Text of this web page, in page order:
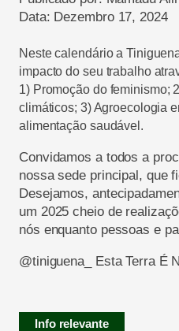
Data: Dezembro 17, 2024
Neste calendário a
impacto do seu trabalho
1) Promoção do feminismo;
climáticos; 3) Agroecologia
alimentação saudável.
Convidamos a todos a
nossa sede principal, que
Desejamos,
um 2025 cheio de
nós enquanto pessoas e
@tiniguena_ Esta Terra
Info relevante